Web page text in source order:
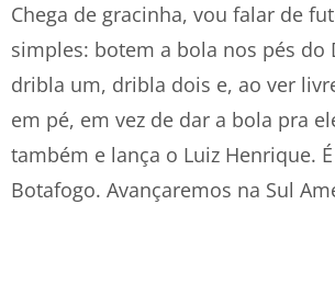
Chega de gracinha, vou falar de
simples: botem a bola nos pés do
dribla um, dribla dois e, ao ver
em pé, em vez de dar a bola pra
também e lança o Luiz Henrique.
Botafogo. Avançaremos na Sul